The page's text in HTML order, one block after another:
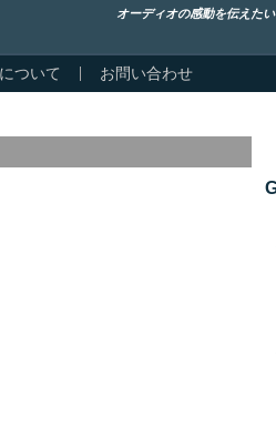
オーディオの感動を伝えた
ついて お問い合わせ